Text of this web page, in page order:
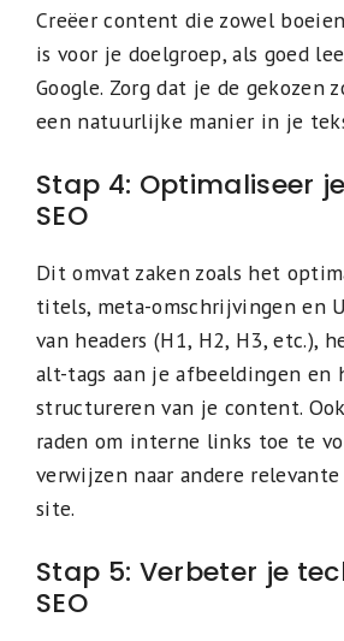
Creëer content die zowel
is voor je doelgroep, als goed
Google. Zorg dat je de gekozen
een natuurlijke manier in je
Stap 4: Optimaliseer
SEO
Dit omvat zaken zoals het
titels, meta-omschrijvingen en
van headers (H1, H2, H3, etc.),
alt-tags aan je afbeeldingen en
structureren van je content.
raden om interne links toe te
verwijzen naar andere relevante
site.
Stap 5: Verbeter je
SEO